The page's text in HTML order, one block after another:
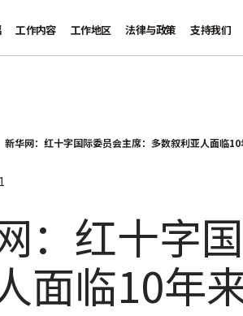
工作内容 工作地区 法律与政策 支持我们
新华网：红十字国际委员会主席：多数叙利亚人面临
：红十字
面临10年